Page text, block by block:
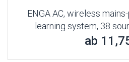
ENGA AC, wireless
learning system, 38
ab